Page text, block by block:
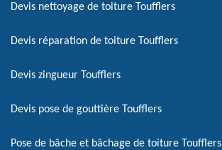
Devis nettoyage de toiture Toufflers
Devis réparation de toiture Toufflers
Devis zingueur Toufflers
Devis pose de gouttière Toufflers
Pose de bâche et bâchage de toiture Toufflers